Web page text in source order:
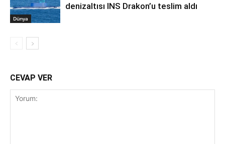
Dünya
denizaltısı INS Drakon’u teslim aldı
CEVAP VER